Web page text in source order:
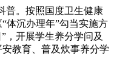
。按照国度卫生健康
体沉办理年”勾当实施方
，开展学生养分学问及
教育、普及炊事养分学